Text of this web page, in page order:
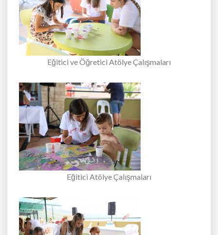
Eğitici ve Öğretici Atölye Çalışmaları
Eğitici Atölye Çalışmaları